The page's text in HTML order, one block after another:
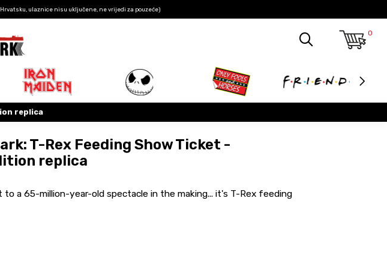
ulaznice nisu uključene, ne vrijedi za pouzeće)
0
replica
T-Rex Feeding Show Ticket -
replica
to a 65-million-year-old spectacle in the making... it's T-Rex feeding